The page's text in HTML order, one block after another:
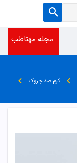
مجله مهتاطب
کرم ضد چروک